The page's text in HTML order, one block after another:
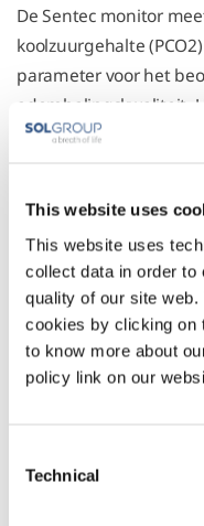
This website uses
This website uses
collect data in order
quality of our site
cookies by clicking on
to know more about
policy link on our
Selection
Technical
De Sentec monitor
koolzuurgehalte
parameter voor het
ademhalingskwaliteit.
andere om uw
informatie te krijgen
tijdens de slaap.
Als u vragen heeft
werkdagen tussen
5231022.